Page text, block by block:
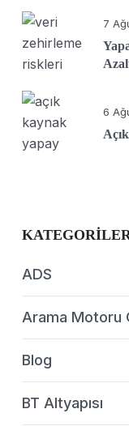
7
6
ADS
Arama Motoru
Blog
BT Altyapısı